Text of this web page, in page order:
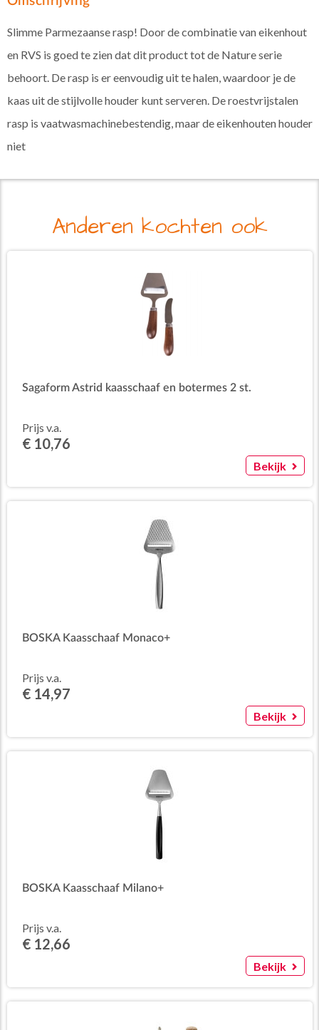
Slimme Parmezaanse rasp! Door de combinatie van eikenhout
en RVS is goed te zien dat dit product tot de Nature serie
behoort. De rasp is er eenvoudig uit te halen, waardoor je de
kaas uit de stijlvolle houder kunt serveren. De roestvrijstalen
rasp is vaatwasmachinebestendig, maar de eikenhouten houder
niet
Anderen kochten ook
Sagaform Astrid kaasschaaf en botermes 2 st.
Prijs v.a.
€ 10,76
Bekijk
BOSKA Kaasschaaf Monaco+
Prijs v.a.
€ 14,97
Bekijk
BOSKA Kaasschaaf Milano+
Prijs v.a.
€ 12,66
Bekijk